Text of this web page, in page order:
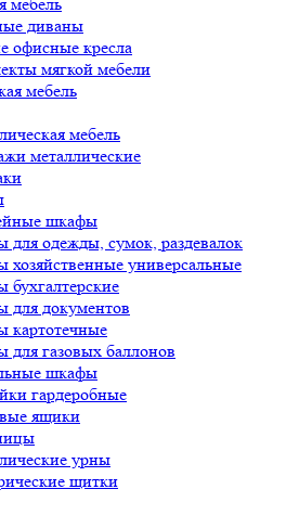
диваны
офисные кресла
мягкой мебели
мебель
мебель
металлические
шкафы
одежды, сумок, раздевалок
универсальные
документов
газовых баллонов
шкафы
гардеробные
ящики
урны
щитки